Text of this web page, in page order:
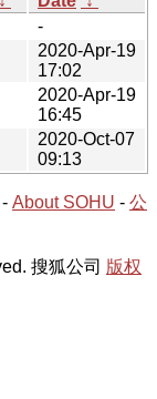
-
2020-Apr-19
17:02
2020-Apr-19
16:45
2020-Oct-07
09:13
- About SOHU - 公
搜狐公司 版权